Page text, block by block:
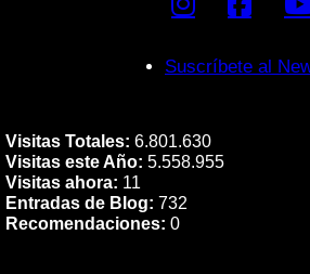
Suscríbete al
Visitas Totales: 6.801.630
Visitas este Año: 5.558.955
Visitas ahora: 11
Entradas de Blog: 732
Recomendaciones: 0